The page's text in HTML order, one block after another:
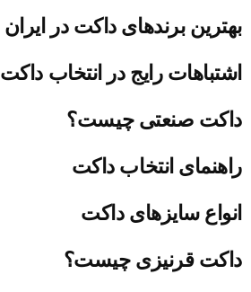
بهترین برندهای داکت در ایران
اشتباهات رایج در انتخاب داکت
داکت صنعتی چیست؟
راهنمای انتخاب داکت
انواع سایزهای داکت
داکت قرنیزی چیست؟